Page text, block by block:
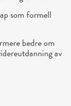
som formell
bedre om
av